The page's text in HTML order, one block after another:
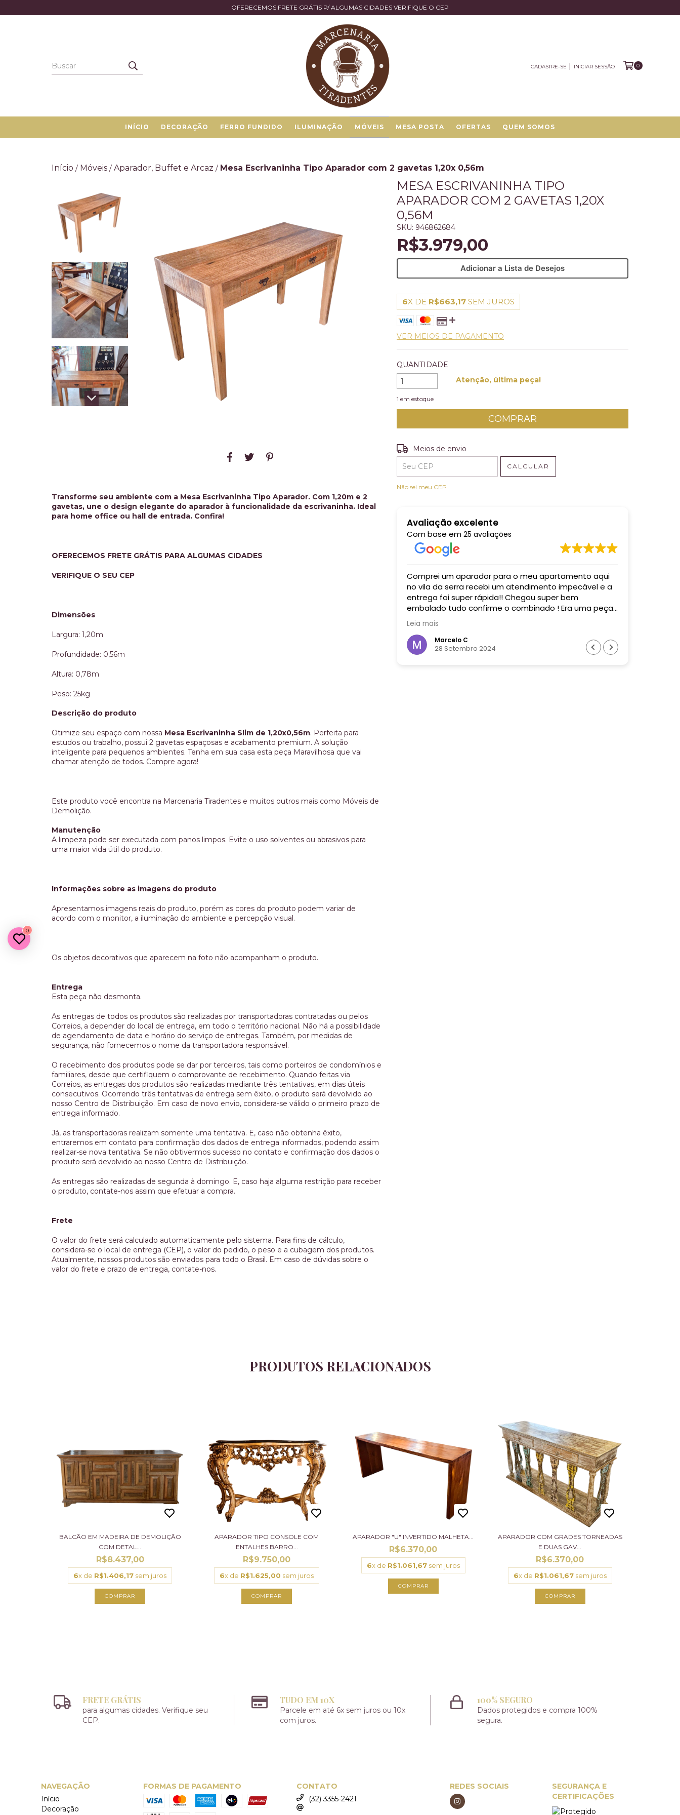
OFERECEMOS FRETE GRÁTIS P/ ALGUMAS CIDADES VERIFIQUE O CEP
CADASTRE-SE INICIAR SESSÃO 0
INÍCIO DECORAÇÃO FERRO FUNDIDO ILUMINAÇÃO MÓVEIS MESA POSTA OFERTAS QUEM SOMOS
Início / Móveis / Aparador, Buffet e Arcaz / Mesa Escrivaninha Tipo Aparador com 2 gavetas 1,20x 0,56m
Transforme seu ambiente com a Mesa Escrivaninha Tipo Aparador. Com 1,20m e 2
gavetas, une o design elegante do aparador à funcionalidade da escrivaninha. Ideal
para home office ou hall de entrada. Confira!
OFERECEMOS FRETE GRÁTIS PARA ALGUMAS CIDADES
VERIFIQUE O SEU CEP
Dimensões
Largura: 1,20m
Profundidade: 0,56m
Altura: 0,78m
Peso: 25kg
Descrição do produto
Otimize seu espaço com nossa Mesa Escrivaninha Slim de 1,20x0,56m. Perfeita para
estudos ou trabalho, possui 2 gavetas espaçosas e acabamento premium. A solução
inteligente para pequenos ambientes. Tenha em sua casa esta peça Maravilhosa que vai
chamar atenção de todos. Compre agora!
Este produto você encontra na Marcenaria Tiradentes e muitos outros mais como Móveis de
Demolição.
Manutenção
A limpeza pode ser executada com panos limpos. Evite o uso solventes ou abrasivos para
uma maior vida útil do produto.
Informações sobre as imagens do produto
Apresentamos imagens reais do produto, porém as cores do produto podem variar de
acordo com o monitor, a iluminação do ambiente e percepção visual.
Os objetos decorativos que aparecem na foto não acompanham o produto.
Entrega
Esta peça não desmonta.
As entregas de todos os produtos são realizadas por transportadoras contratadas ou pelos
Correios, a depender do local de entrega, em todo o território nacional. Não há a possibilidade
de agendamento de data e horário do serviço de entregas. Também, por medidas de
segurança, não fornecemos o nome da transportadora responsável.
O recebimento dos produtos pode se dar por terceiros, tais como porteiros de condomínios e
familiares, desde que certifiquem o comprovante de recebimento. Quando feitas via
Correios, as entregas dos produtos são realizadas mediante três tentativas, em dias úteis
consecutivos. Ocorrendo três tentativas de entrega sem êxito, o produto será devolvido ao
nosso Centro de Distribuição. Em caso de novo envio, considera-se válido o primeiro prazo de
entrega informado.
Já, as transportadoras realizam somente uma tentativa. E, caso não obtenha êxito,
entraremos em contato para confirmação dos dados de entrega informados, podendo assim
realizar-se nova tentativa. Se não obtivermos sucesso no contato e confirmação dos dados o
produto será devolvido ao nosso Centro de Distribuição.
As entregas são realizadas de segunda à domingo. E, caso haja alguma restrição para receber
o produto, contate-nos assim que efetuar a compra.
Frete
O valor do frete será calculado automaticamente pelo sistema. Para fins de cálculo,
considera-se o local de entrega (CEP), o valor do pedido, o peso e a cubagem dos produtos.
Atualmente, nossos produtos são enviados para todo o Brasil. Em caso de dúvidas sobre o
valor do frete e prazo de entrega, contate-nos.
MESA ESCRIVANINHA TIPO
APARADOR COM 2 GAVETAS 1,20X
0,56M
SKU: 946862684
R$3.979,00
Adicionar a Lista de Desejos
6X DE R$663,17 SEM JUROS
VER MEIOS DE PAGAMENTO
QUANTIDADE
1 em estoque
Atenção, última peça!
Entregas para o CEP:
Meios de envio
CALCULAR
Não sei meu CEP
Avaliação excelente
Com base em25 avaliações
artesanato e obras de arte com
de primeira. Recomendo.
Comprei um aparador para o meu apartamento aqui
no vila da serra recebi um atendimento impecável e a
entrega foi super rápida!! Chegou super bem
embalado tudo confirme o combinado ! Era uma peça
bem grande! Recomendo muito essa empresa! Valeu
cada centavo !
Leia mais
Marcelo C
28 Setembro 2024
PRODUTOS RELACIONADOS
BALCÃO EM MADEIRA DE DEMOLIÇÃO
COM DETAL...
R$8.437,00
6x de R$1.406,17 sem juros
APARADOR TIPO CONSOLE COM
ENTALHES BARRO...
R$9.750,00
6x de R$1.625,00 sem juros
APARADOR "U" INVERTIDO MALHETA...
R$6.370,00
6x de R$1.061,67sem juros
APARADOR COM GRADES TORNEADAS
E DUAS GAV...
R$6.370,00
6x de R$1.061,67sem juros
FRETE GRÁTIS
para algumas cidades. Verifique seu
CEP.
TUDO EM 10X
Parcele em até 6x sem juros ou 10x
com juros.
100% SEGURO
Dados protegidos e compra 100%
segura.
NAVEGAÇÃO
Início
Decoração
FORMAS DE PAGAMENTO
CONTATO
(32) 3355-2421
REDES SOCIAIS
SEGURANÇA E
CERTIFICAÇÕES
0